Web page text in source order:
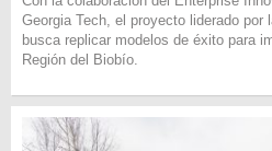
Georgia Tech, el proyecto liderado por
busca replicar modelos de éxito para
Región del Biobío.